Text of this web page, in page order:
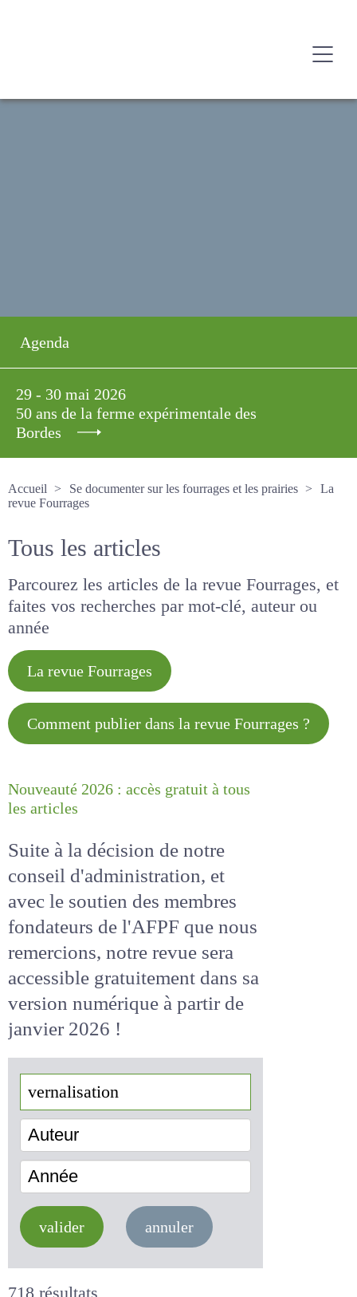
Agenda
29 - 30 mai 2026
50 ans de la ferme expérimentale des
Bordes
Accueil
Se documenter sur les fourrages et les prairies
La revue Fourrages
Tous les articles
Parcourez les articles de la revue Fourrages, et
faites vos recherches par mot-clé, auteur ou
année
La revue Fourrages
Comment publier dans la revue
Nouveauté 2026 : accès gratuit à
Suite à la décision de notre
conseil d'administration, et
avec le soutien des membres
fondateurs de l'AFPF que nous
remercions, notre revue sera
accessiblegratuitementdans
sa version numérique
de janvier 2026 !
Auteur
valider annuler